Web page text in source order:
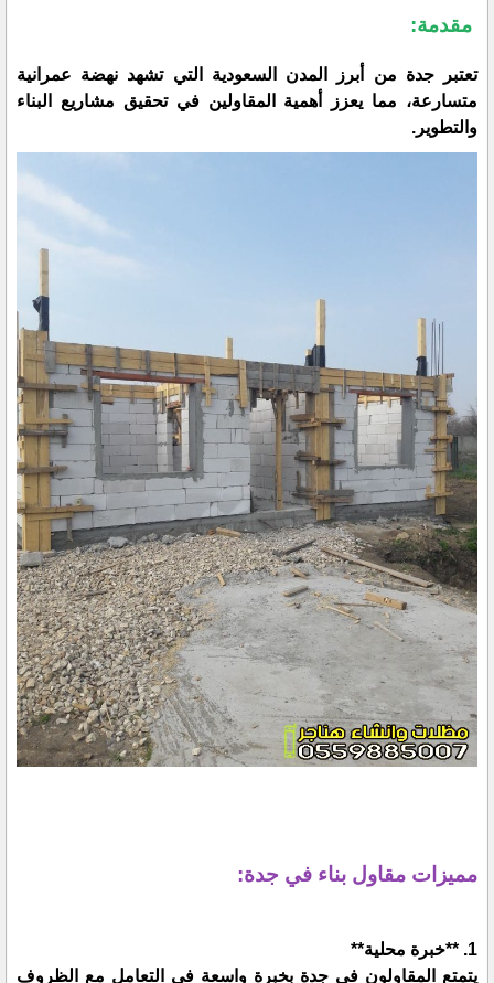
مقدمة:
تعتبر جدة من أبرز المدن السعودية التي تشهد نهضة عمرانية
متسارعة، مما يعزز أهمية المقاولين في تحقيق مشاريع البناء
والتطوير.
مميزات مقاول بناء في جدة:
1. **خبرة محلية**
يتمتع المقاولون في جدة بخبرة واسعة في التعامل مع الظروف